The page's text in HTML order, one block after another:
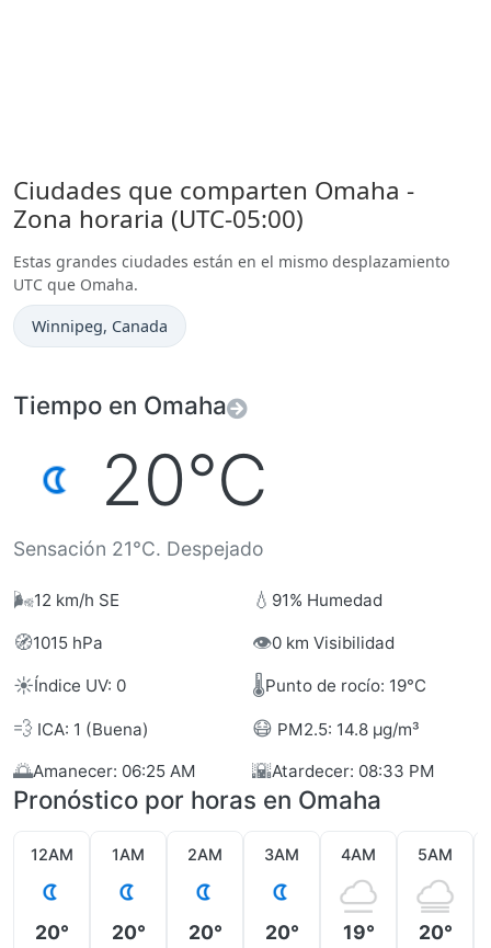
Ciudades que comparten Omaha -
Zona horaria (UTC-05:00)
Estas grandes ciudades están en el mismo desplazamiento
UTC que Omaha.
Hora actual en
Winnipeg, Canada
Tiempo en Omaha
20°C
Sensación 21°C. Despejado
🌬️12 km/h SE 💧 91% Humedad
🧭1015 hPa 👁️0 km Visibilidad
☀️Índice UV: 0 🌡️Punto de rocío: 19°C
💨 ICA: 1 (Buena) 😷 PM2.5: 14.8 µg/m³
🌅Amanecer: 06:25 AM 🌇Atardecer: 08:33 PM
Pronóstico por horas en Omaha
12AM
20°
1AM
20°
2AM
20°
3AM
20°
4AM
19°
5AM
20°